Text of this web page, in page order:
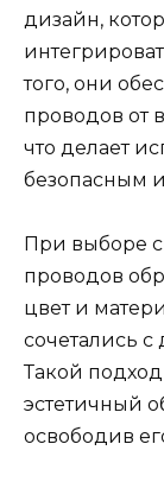
дизайн,
того, они
проводов от
что делает
безопасным
При выборе
проводов
цвет и
сочетались
Такой
эстетичный
освободив